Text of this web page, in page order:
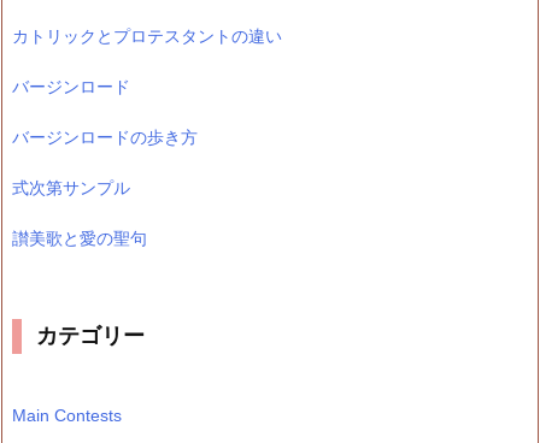
カトリックとプロテスタントの違い
バージンロード
バージンロードの歩き方
式次第サンプル
讃美歌と愛の聖句
カテゴリー
Main Contests